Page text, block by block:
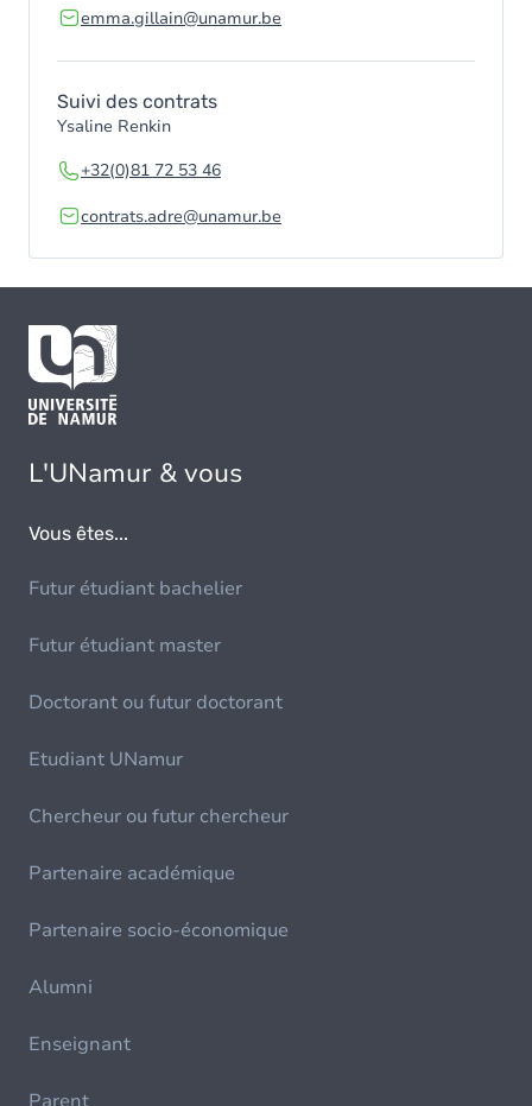
emma.gillain@unamur.be
Suivi des contrats
Ysaline Renkin
+32(0)81 72 53 46
contrats.adre@unamur.be
L'UNamur & vous
Vous êtes...
Futur étudiant bachelier
Futur étudiant master
Doctorant ou futur doctorant
Etudiant UNamur
Chercheur ou futur chercheur
Partenaire académique
Partenaire socio-économique
Alumni
Enseignant